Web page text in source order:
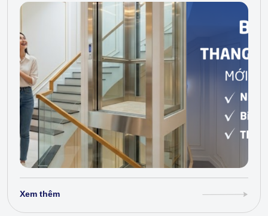
Xem thêm